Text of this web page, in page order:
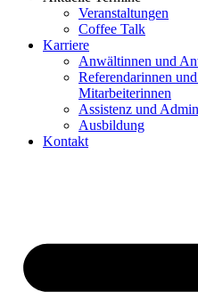
Veranstaltungen
Coffee Talk
Karriere
Anwältinnen und
Referendarinnen
Mitarbeiterinnen
Assistenz und
Ausbildung
Kontakt